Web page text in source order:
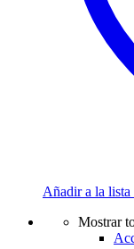
Añadir a la lista
Mostrar